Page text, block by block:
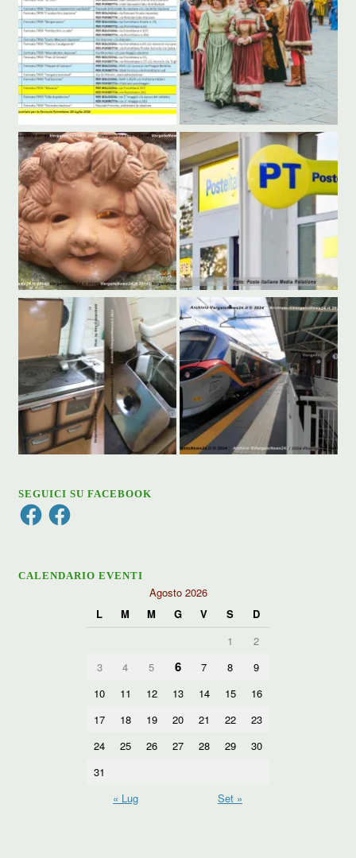
SEGUICI SU FACEBOOK
FacebookFacebook
CALENDARIO EVENTI
Agosto 2026
L
M M G V S
D
1
2
3
4 5 6 7 8
9
10
11 12 13 14 15
16
17
18 19 20 21 22
23
24
25 26 27 28 29
30
31
« Lug
Set »